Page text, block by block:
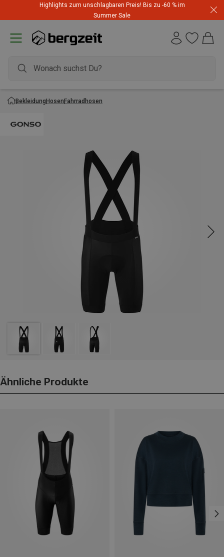
Highlights zum unschlagbaren Preis! Bis zu -60 % im
Summer Sale
BekleidungHosenFahrradhosen
Ähnliche Produkte